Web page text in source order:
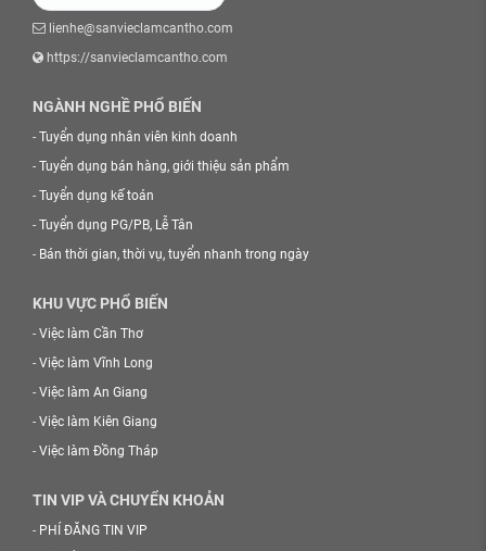
lienhe@sanvieclamcantho.com
https://sanvieclamcantho.com
NGÀNH NGHỀ PHỔ BIẾN
- Tuyển dụng nhân viên kinh doanh
- Tuyển dụng bán hàng, giới thiệu sản phẩm
- Tuyển dụng kế toán
- Tuyển dụng PG/PB, Lễ Tân
- Bán thời gian, thời vụ, tuyển nhanh trong ngày
KHU VỰC PHỔ BIẾN
- Việc làm Cần Thơ
- Việc làm Vĩnh Long
- Việc làm An Giang
- Việc làm Kiên Giang
- Việc làm Đồng Tháp
TIN VIP VÀ CHUYỂN KHOẢN
- PHÍ ĐĂNG TIN VIP